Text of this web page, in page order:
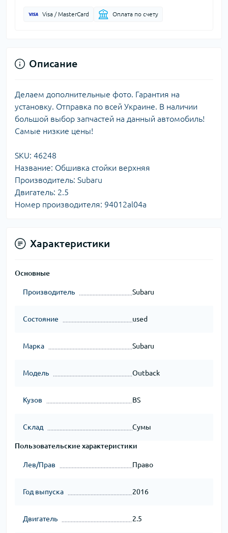
Visa / MasterCard Оплата по счету
Описание
Делаем дополнительные фото. Гарантия на
установку. Отправка по всей Украине. В наличии
большой выбор запчастей на данный автомобиль!
Самые низкие цены!
SKU: 46248
Название: Обшивка стойки верхняя
Производитель: Subaru
Двигатель: 2.5
Номер производителя: 94012al04a
Характеристики
Основные
Производитель Subaru
Состояние used
Марка Subaru
Модель Outback
Кузов BS
Склад Сумы
Пользовательские характеристики
Лев/Прав Право
Год выпуска 2016
Двигатель 2.5